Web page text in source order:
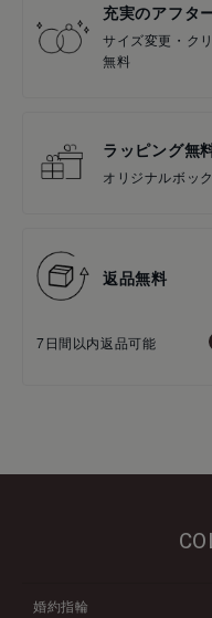
充実のアフタ
サイズ変更・ク
無料
ラッピング無
オリジナルボッ
返品無料
7日間以内返品可能
婚約指輪